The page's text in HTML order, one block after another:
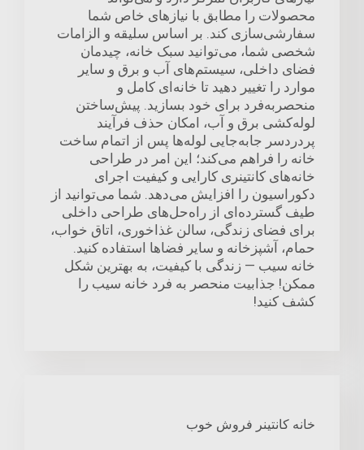
محصولات را مطابق با نیازهای خاص شما
سفارشی‌سازی کند. بر اساس سلیقه و الزامات
شخصی شما، می‌توانید سبک خانه، چیدمان
فضای داخلی، سیستم‌های آب و برق و سایر
موارد را تغییر دهید تا خانه‌ای کامل و
منحصربه‌فرد برای خود بسازید. پیش‌ساختن
لوله‌کشی برق و آب، امکان حذف فرآیند
پردردسر جابه‌جایی لوله‌ها پس از اتمام ساخت
خانه را فراهم می‌کند؛ این امر در طراحی
خانه‌های کانتینری کارایی و کیفیت اجرای
دکوراسیون را افزایش می‌دهد. شما می‌توانید از
طیف گسترده‌ای از راه‌حل‌های طراحی داخلی
برای فضای زندگی، سالن غذاخوری، اتاق خواب،
حمام، آشپزخانه و سایر فضاها استفاده کنید.
خانه سیب — زندگی با کیفیت، به بهترین شکل
ممکن! جذابیت منحصر به فرد خانه سیب را
کشف کنید!
خانه کانتینر فروش خوب